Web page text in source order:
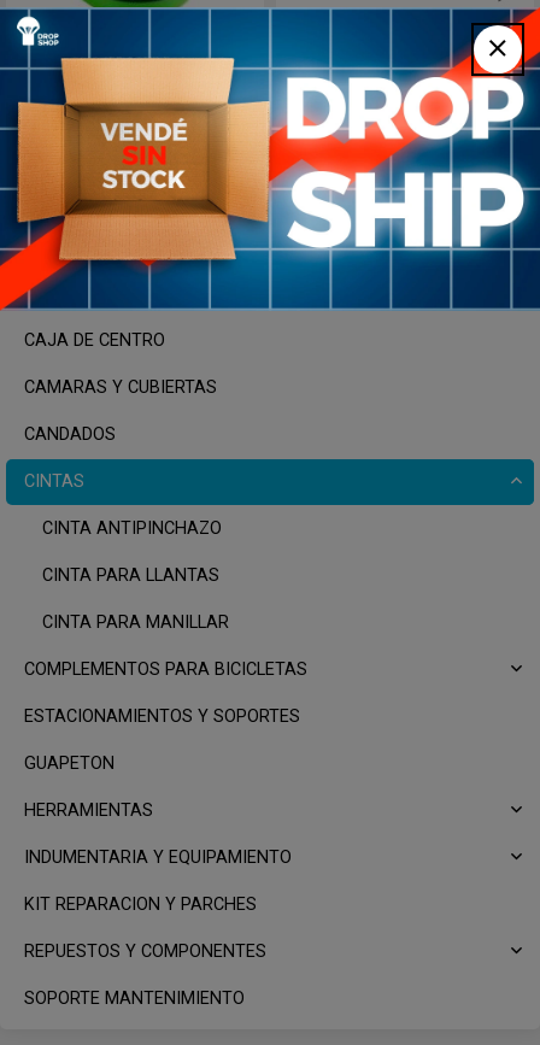
ACEITES Y LUBRICANTES
BOLSOS Y ALFORJAS
CAJA DE CENTRO
CAMARAS Y CUBIERTAS
CANDADOS
CINTAS
CINTA ANTIPINCHAZO
CINTA PARA LLANTAS
CINTA PARA MANILLAR
COMPLEMENTOS PARA BICICLETAS
ESTACIONAMIENTOS Y SOPORTES
GUAPETON
HERRAMIENTAS
INDUMENTARIA Y EQUIPAMIENTO
KIT REPARACION Y PARCHES
REPUESTOS Y COMPONENTES
SOPORTE MANTENIMIENTO
Cinta Anti Pinchazos
Bicicleta Banda Parche
Resistente a Pinchazos
BTL700C-40G2 19
SUMART TOOLS
USD 34
Cinta de Manillar Silicona
HBT-180 Antideslizante
SUMART
17% USD 35
Negro